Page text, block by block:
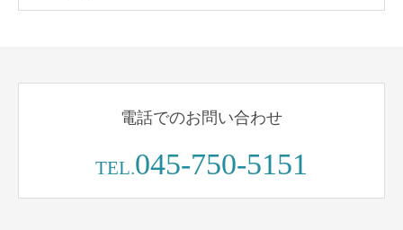
電話でのお問い合わせ
TEL.045-750-5151